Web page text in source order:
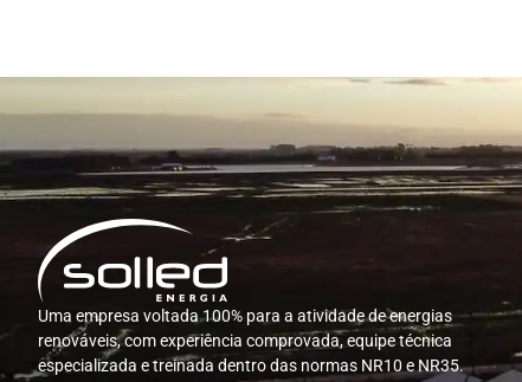
Uma empresa voltada 100% para a atividade de energias
renováveis, com experiência comprovada, equipe técnica
especializada e treinada dentro das normas NR10 e NR35.